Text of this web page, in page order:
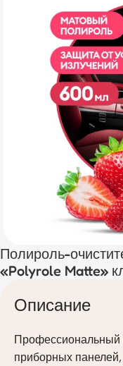
Полироль-
«Polyrole Matte»
Описание
Профессиональный
приборных